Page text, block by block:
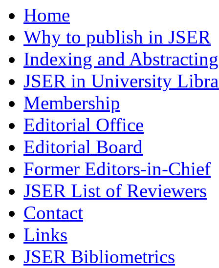
Home
Why to publish in JSER
Indexing and Abstracting
JSER in University
Membership
Editorial Office
Editorial Board
Former Editors-in-Chief
JSER List of Reviewers
Contact
Links
JSER Bibliometrics